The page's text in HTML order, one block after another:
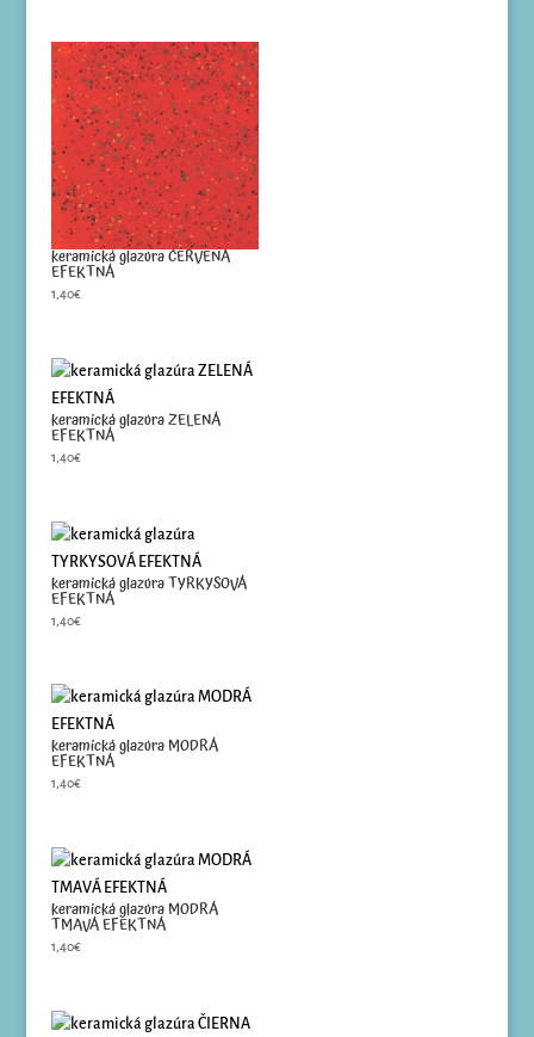
keramická glazúra ČERVENÁ
EFEKTNÁ
1,40€
keramická glazúra ZELENÁ
EFEKTNÁ
1,40€
keramická glazúra TYRKYSOVÁ
EFEKTNÁ
1,40€
keramická glazúra MODRÁ
EFEKTNÁ
1,40€
keramická glazúra MODRÁ
TMAVÁ EFEKTNÁ
1,40€